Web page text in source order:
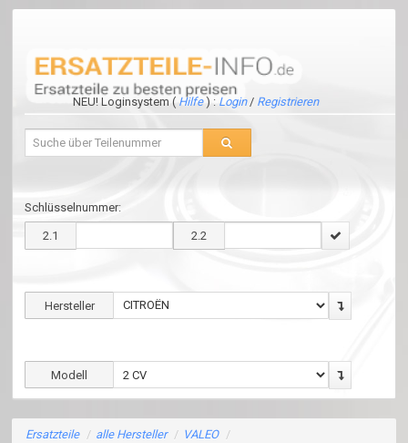
NEU! Loginsystem ( Hilfe) : Login / Registrieren
Schlüsselnummer:
2.1 2.2
Hersteller
Modell
Ersatzteile / alle Hersteller / VALEO /